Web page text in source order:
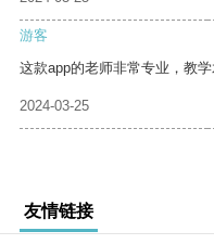
游客
这款app的老师非常专业，教
2024-03-25
友情链接